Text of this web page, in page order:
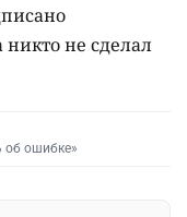
не сделал
об ошибке»